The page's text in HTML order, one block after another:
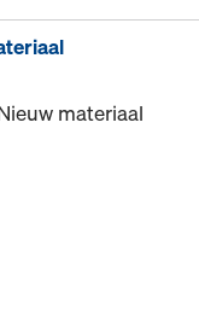
materiaal